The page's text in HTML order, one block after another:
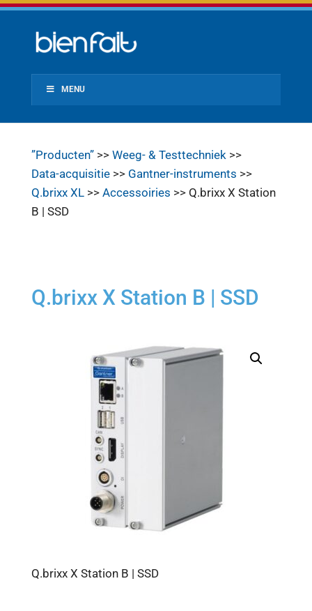
MENU
”Producten”>> Weeg- & Testtechniek>>
Data-acquisitie>> Gantner-instruments >>
Q.brixx XL>> Accessoiries >> Q.brixx X Station
B | SSD
Q.brixx X Station B | SSD
Q.brixx X Station B | SSD